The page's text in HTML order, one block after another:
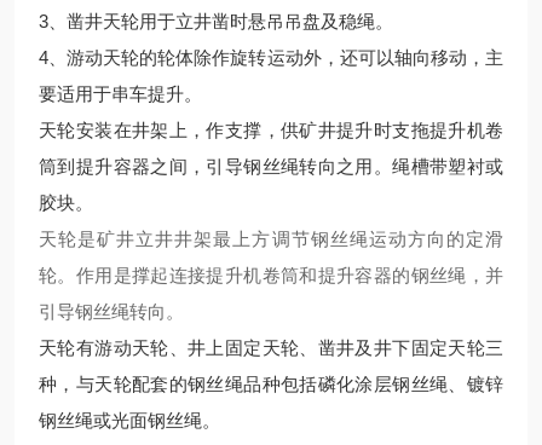
3、凿井天轮用于立井凿时悬吊吊盘及稳绳。
4、游动天轮的轮体除作旋转运动外，还可以轴向移动，主
要适用于串车提升。
天轮安装在井架上，作支撑，供矿井提升时支拖提升机卷
筒到提升容器之间，引导钢丝绳转向之用。绳槽带塑衬或
胶块。
天轮是矿井立井井架最上方调节钢丝绳运动方向的定滑
轮。作用是撑起连接提升机卷筒和提升容器的钢丝绳，并
引导钢丝绳转向。
天轮有游动天轮、井上固定天轮、凿井及井下固定天轮三
种，与天轮配套的钢丝绳品种包括磷化涂层钢丝绳、镀锌
钢丝绳或光面钢丝绳。